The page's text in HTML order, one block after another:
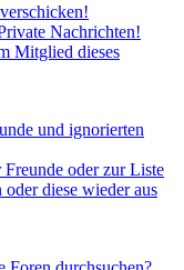
Nachrichten!
Mitglied dieses
und ignorierten
oder zur Liste
diese wieder aus